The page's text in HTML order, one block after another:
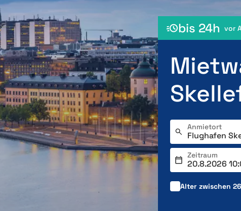
bis 24h vor
Anmietort
Zeitraum
Alter zwischen